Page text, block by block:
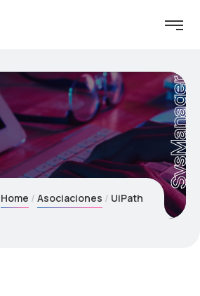
SysManager
Home Asociaciones UiPath